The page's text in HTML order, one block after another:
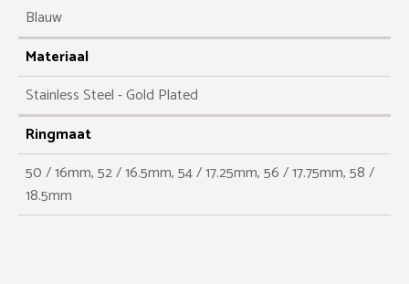
Blauw
Materiaal
Stainless Steel - Gold Plated
Ringmaat
50 / 16mm, 52 / 16.5mm, 54 / 17.25mm, 56 / 17.75mm, 58 /
18.5mm